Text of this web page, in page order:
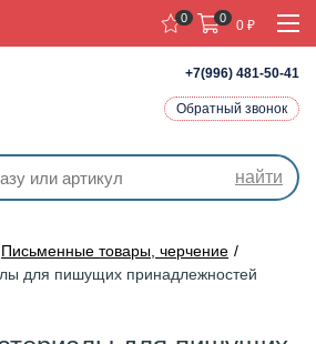
+7(996) 481-50-41
Обратный звонок
найти
0 0
0 ₽
Письменные товары, черчение
для пишущих принадлежностей